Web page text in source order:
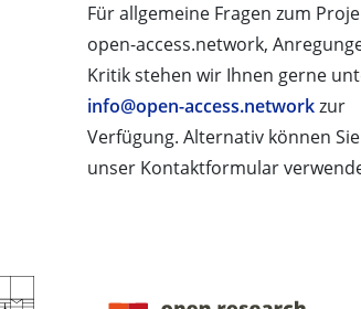
Für allgemeine Fragen zum
open-access.network,
Kritik stehen wir Ihnen gerne
info@open-access.networkzur
Verfügung. Alternativ können
unser Kontaktformular